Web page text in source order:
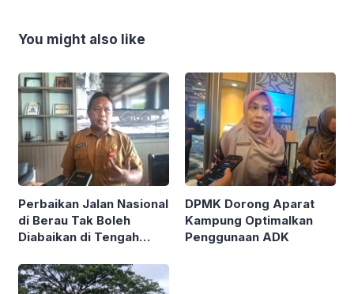
You might also like
Perbaikan Jalan Nasional
di Berau Tak Boleh
Diabaikan di Tengah
Kalimantan
DPMK Dorong Aparat
Kampung Optimalkan
Penggunaan ADK